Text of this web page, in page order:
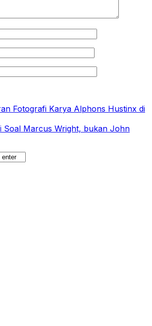
Fotografi Karya Alphons Hustinx di
Soal Marcus Wright, bukan John